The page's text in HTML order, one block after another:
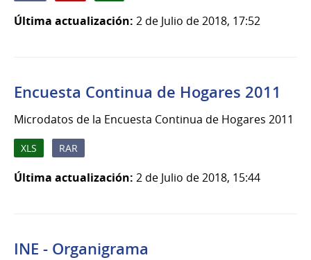
Última actualización: 2 de Julio de 2018, 17:52
Encuesta Continua de Hogares 2011
Microdatos de la Encuesta Continua de Hogares 2011
XLS RAR
Última actualización: 2 de Julio de 2018, 15:44
INE - Organigrama